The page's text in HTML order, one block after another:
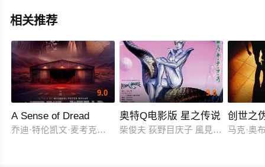
相关推荐
9.0
A Sense of Dread
乔迪·特伦凯文·麦考克尔虹膜
9.0
奥特Q电影版 星之传说
柴俊夫 荻野目庆子 風見しんご
创世之
马克·奥